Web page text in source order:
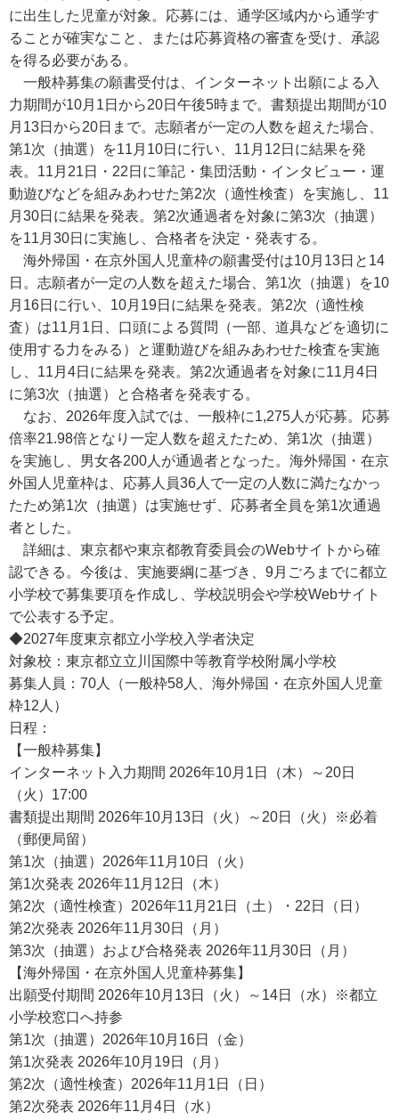
に出生した児童が対象。応募には、通学区域内から通学す
ることが確実なこと、または応募資格の審査を受け、承認
を得る必要がある。
一般枠募集の願書受付は、インターネット出願による入
力期間が10月1日から20日午後5時まで。書類提出期間が10
月13日から20日まで。志願者が一定の人数を超えた場合、
第1次（抽選）を11月10日に行い、11月12日に結果を発
表。11月21日・22日に筆記・集団活動・インタビュー・運
動遊びなどを組みあわせた第2次（適性検査）を実施し、11
月30日に結果を発表。第2次通過者を対象に第3次（抽選）
を11月30日に実施し、合格者を決定・発表する。
海外帰国・在京外国人児童枠の願書受付は10月13日と14
日。志願者が一定の人数を超えた場合、第1次（抽選）を10
月16日に行い、10月19日に結果を発表。第2次（適性検
査）は11月1日、口頭による質問（一部、道具などを適切に
使用する力をみる）と運動遊びを組みあわせた検査を実施
し、11月4日に結果を発表。第2次通過者を対象に11月4日
に第3次（抽選）と合格者を発表する。
なお、2026年度入試では、一般枠に1,275人が応募。応募
倍率21.98倍となり一定人数を超えたため、第1次（抽選）
を実施し、男女各200人が通過者となった。海外帰国・在京
外国人児童枠は、応募人員36人で一定の人数に満たなかっ
たため第1次（抽選）は実施せず、応募者全員を第1次通過
者とした。
詳細は、東京都や東京都教育委員会のWebサイトから確
認できる。今後は、実施要綱に基づき、9月ごろまでに都立
小学校で募集要項を作成し、学校説明会や学校Webサイト
で公表する予定。
◆2027年度東京都立小学校入学者決定
対象校：東京都立立川国際中等教育学校附属小学校
募集人員：70人（一般枠58人、海外帰国・在京外国人児童
枠12人）
日程：
【一般枠募集】
インターネット入力期間 2026年10月1日（木）～20日
（火）17:00
書類提出期間 2026年10月13日（火）～20日（火）※必着
（郵便局留）
第1次（抽選）2026年11月10日（火）
第1次発表 2026年11月12日（木）
第2次（適性検査）2026年11月21日（土）・22日（日）
第2次発表 2026年11月30日（月）
第3次（抽選）および合格発表 2026年11月30日（月）
【海外帰国・在京外国人児童枠募集】
出願受付期間 2026年10月13日（火）～14日（水）※都立
小学校窓口へ持参
第1次（抽選）2026年10月16日（金）
第1次発表 2026年10月19日（月）
第2次（適性検査）2026年11月1日（日）
第2次発表 2026年11月4日（水）